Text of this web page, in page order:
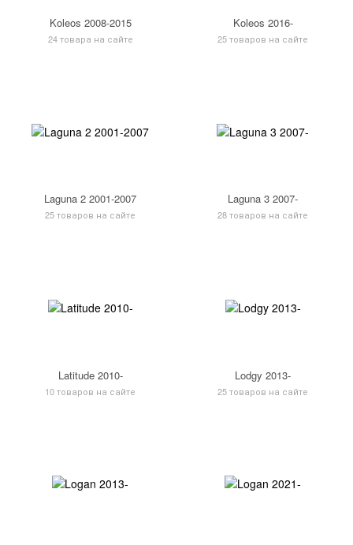
Koleos 2008-2015
24 товара на сайте
Koleos 2016-
25 товаров на сайте
Laguna 2 2001-2007
25 товаров на сайте
Laguna 3 2007-
28 товаров на сайте
Latitude 2010-
10 товаров на сайте
Lodgy 2013-
25 товаров на сайте